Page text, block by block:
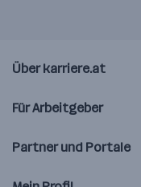
Über karriere.at
Für Arbeitgeber
Partner und Portale